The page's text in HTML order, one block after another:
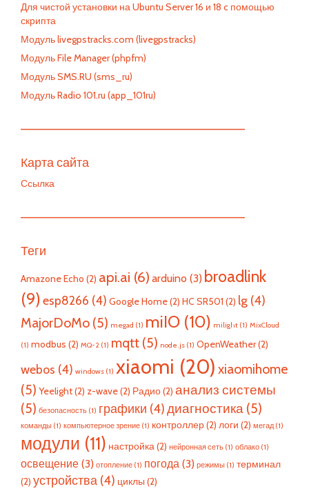
Для чистой установки на Ubuntu Server 16 и 18 c помощью
скрипта
Модуль livegpstracks.com (livegpstracks)
Модуль File Manager (phpfm)
Модуль SMS.RU (sms_ru)
Модуль Radio 101.ru (app_101ru)
—————————————————————————
Карта сайта
Ссылка
—————————————————————————
Теги
Amazone Echo (2) api.ai (6) arduino (3) broadlink
(9)esp8266 (4) Google Home(2) HC SR501 (2) lg (4)
MajorDoMo (5) megad (1) miIO (10) milight (1) MixCloud
(1) modbus (2) MQ-2 (1) mqtt (5) node.js (1) OpenWeather(2)
webos (4) windows (1) xiaomi (20) xiaomihome
(5) Yeelight(2) z-wave(2) Радио(2) анализ системы
(5) безопасность (1) графики (4)диагностика (5)
команды (1) компьютерное зрение (1) контроллер(2) логи (2) мегад(1)
модули (11) настройка (2) нейронная сеть (1) облако (1)
освещение (3) отопление (1) погода (3) режимы (1) терминал
(2) устройства (4) циклы (2)